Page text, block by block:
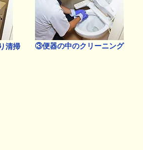
清掃 ③便器の中のクリーニング